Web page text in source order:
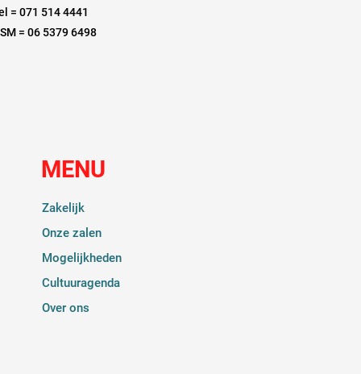
= 071 514 4441
= 06 5379 6498
MENU
Zakelijk
Onze zalen
Mogelijkheden
Cultuuragenda
Over ons